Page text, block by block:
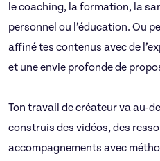
le coaching, la formation, la
personnel ou l’éducation. Ou
affiné tes contenus avec de
et une envie profonde de
Ton travail de créateur va au-
construis des vidéos, des
accompagnements avec